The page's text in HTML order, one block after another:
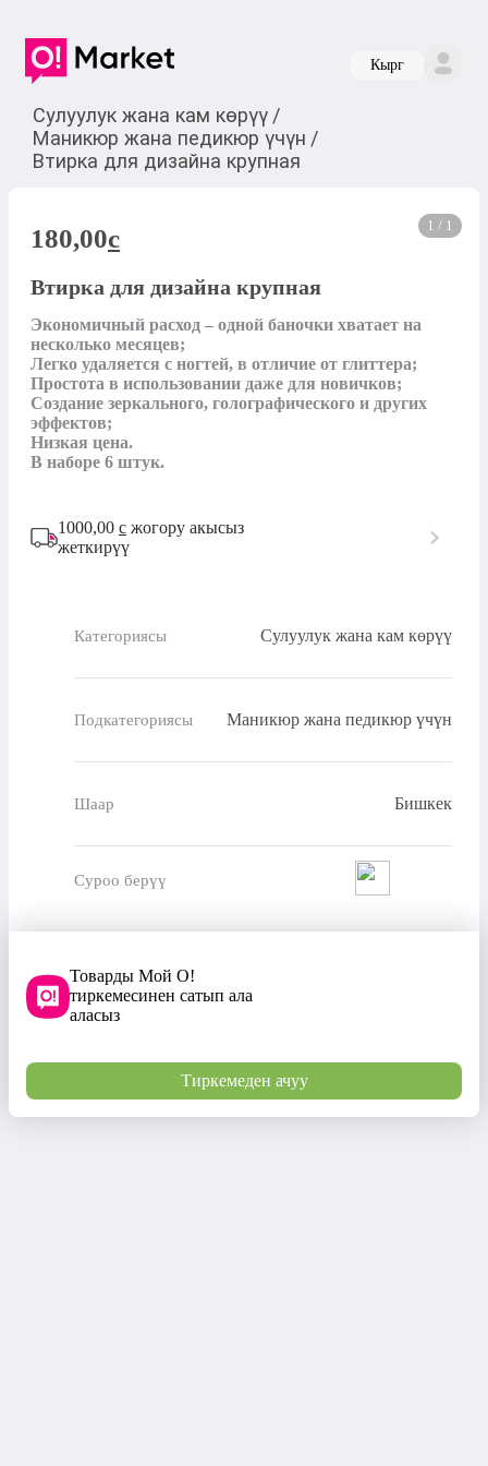
Кырг
Сулуулук жана кам көрүү /
Маникюр жана педикюр үчүн /
Втирка для дизайна крупная
1 / 1
180,00c
Втирка для дизайна крупная
Экономичный расход – одной баночки хватает на
несколько месяцев;
Легко удаляется с ногтей, в отличие от глиттера;
Простота в использовании даже для новичков;
Создание зеркального, голографического и других
эффектов;
Низкая цена.
В наборе 6 штук.
1000,00 с жогору акысыз
жеткирүү
Категориясы Сулуулук жана кам көрүү
Подкатегориясы Маникюр жана педикюр үчүн
Шаар Бишкек
Суроо берүү
Товарды Мой О!
тиркемесинен сатып ала
аласыз
Тиркемеден ачуу